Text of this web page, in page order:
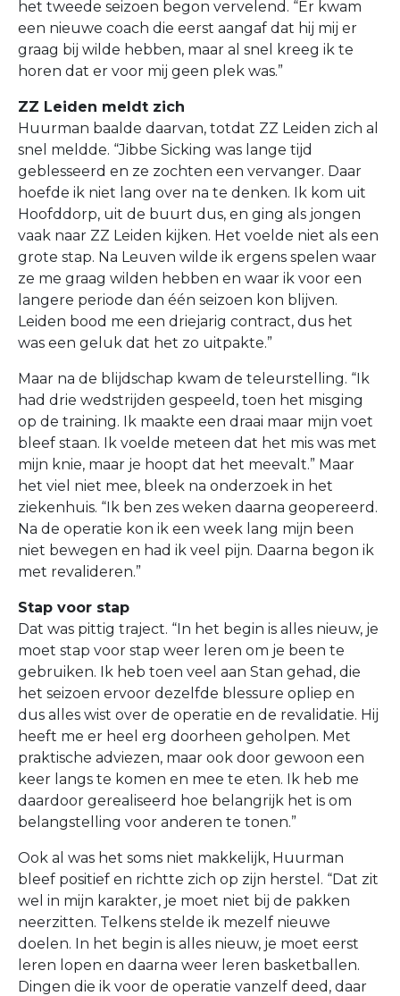
het tweede seizoen begon vervelend. “Er kwam
een nieuwe coach die eerst aangaf dat hij mij er
graag bij wilde hebben, maar al snel kreeg ik te
horen dat er voor mij geen plek was.”
ZZ Leiden meldt zich
Huurman baalde daarvan, totdat ZZ Leiden zich al
snel meldde. “Jibbe Sicking was lange tijd
geblesseerd en ze zochten een vervanger. Daar
hoefde ik niet lang over na te denken. Ik kom uit
Hoofddorp, uit de buurt dus, en ging als jongen
vaak naar ZZ Leiden kijken. Het voelde niet als een
grote stap. Na Leuven wilde ik ergens spelen waar
ze me graag wilden hebben en waar ik voor een
langere periode dan één seizoen kon blijven.
Leiden bood me een driejarig contract, dus het
was een geluk dat het zo uitpakte.”
Maar na de blijdschap kwam de teleurstelling. “Ik
had drie wedstrijden gespeeld, toen het misging
op de training. Ik maakte een draai maar mijn voet
bleef staan. Ik voelde meteen dat het mis was met
mijn knie, maar je hoopt dat het meevalt.” Maar
het viel niet mee, bleek na onderzoek in het
ziekenhuis. “Ik ben zes weken daarna geopereerd.
Na de operatie kon ik een week lang mijn been
niet bewegen en had ik veel pijn. Daarna begon ik
met revalideren.”
Stap voor stap
Dat was pittig traject. “In het begin is alles nieuw, je
moet stap voor stap weer leren om je been te
gebruiken. Ik heb toen veel aan Stan gehad, die
het seizoen ervoor dezelfde blessure opliep en
dus alles wist over de operatie en de revalidatie. Hij
heeft me er heel erg doorheen geholpen. Met
praktische adviezen, maar ook door gewoon een
keer langs te komen en mee te eten. Ik heb me
daardoor gerealiseerd hoe belangrijk het is om
belangstelling voor anderen te tonen.”
Ook al was het soms niet makkelijk, Huurman
bleef positief en richtte zich op zijn herstel. “Dat zit
wel in mijn karakter, je moet niet bij de pakken
neerzitten. Telkens stelde ik mezelf nieuwe
doelen. In het begin is alles nieuw, je moet eerst
leren lopen en daarna weer leren basketballen.
Dingen die ik voor de operatie vanzelf deed, daar